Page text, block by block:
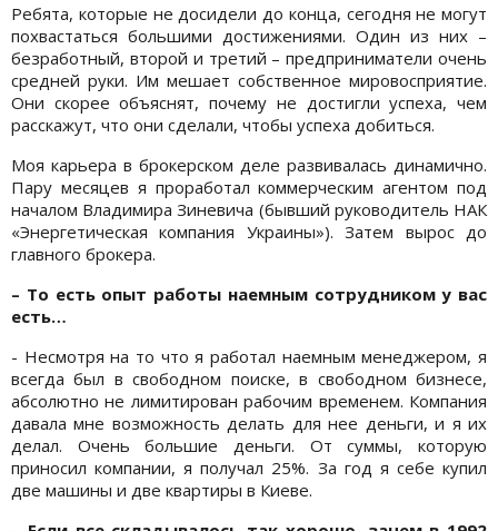
Ребята, которые не досидели до конца, сегодня не могут
похвастаться большими достижениями. Один из них –
безработный, второй и третий – предприниматели очень
средней руки. Им мешает собственное мировосприятие.
Они скорее объяснят, почему не достигли успеха, чем
расскажут, что они сделали, чтобы успеха добиться.
Моя карьера в брокерском деле развивалась динамично.
Пару месяцев я проработал коммерческим агентом под
началом Владимира Зиневича (бывший руководитель НАК
«Энергетическая компания Украины»). Затем вырос до
главного брокера.
– То есть опыт работы наемным сотрудником у вас
есть…
- Несмотря на то что я работал наемным менеджером, я
всегда был в свободном поиске, в свободном бизнесе,
абсолютно не лимитирован рабочим временем. Компания
давала мне возможность делать для нее деньги, и я их
делал. Очень большие деньги. От суммы, которую
приносил компании, я получал 25%. За год я себе купил
две машины и две квартиры в Киеве.